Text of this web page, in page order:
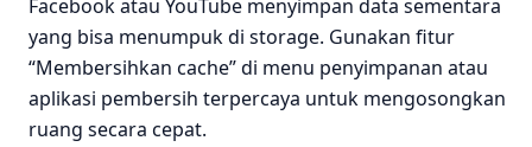
Facebook atau YouTube menyimpan data sementara
yang bisa menumpuk di storage. Gunakan fitur
“Membersihkan cache” di menu penyimpanan atau
aplikasi pembersih terpercaya untuk mengosongkan
ruang secara cepat.